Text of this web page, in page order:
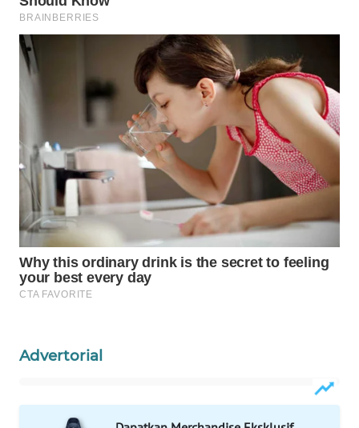
Advertorial
Wahana
Network
KONSUMEN
MASYARAKAT
KELISTRIKAN
WALINKI
ID
MAWAKA
ID
WATCH